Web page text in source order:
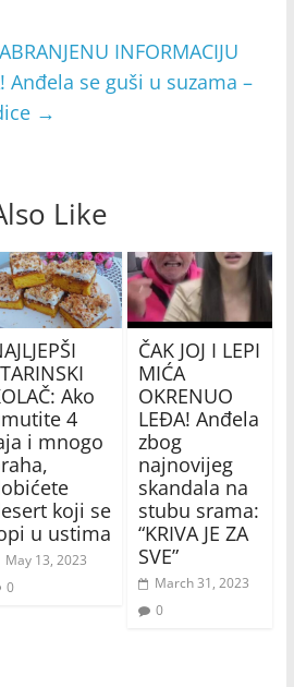
INFORMACIJU
Anđela se guši u suzama –
→
Like
Ako
4
i mnogo
koji se
u ustima
May 13, 2023
0
ČAK JOJ I LEPI
MIĆA
OKRENUO
LEĐA! Anđela
zbog
najnovijeg
skandala na
stubu srama:
“KRIVA JE ZA
SVE”
March 31, 2023
0